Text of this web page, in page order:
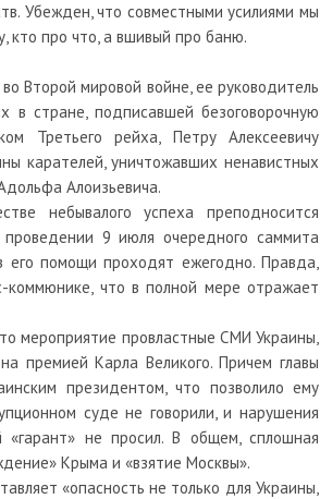
Убежден, что совместными усилиями мы
кто про что, а вшивый про баню.
Второй мировой войне, ее руководитель
стране, подписавшей безоговорочную
Третьего рейха, Петру Алексеевичу
карателей, уничтожавших ненавистных
Алоизьевича.
небывалого успеха преподносится
9 июля очередного саммита
его помощи проходят ежегодно. Правда,
коммюнике, что в полной мере отражает
мероприятие провластные СМИ Украины,
премией Карла Великого. Причем главы
президентом, что позволило ему
суде не говорили, и нарушения
не просил. В общем, сплошная
Крыма и «взятие Москвы».
«опасность не только для Украины,